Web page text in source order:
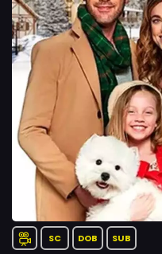
SC DOB SUB